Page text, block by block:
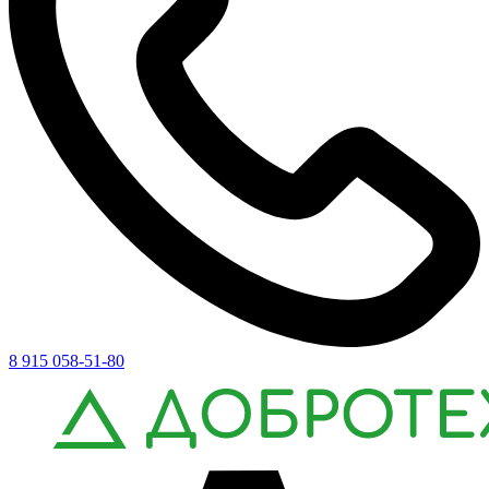
8 915 058-51-80